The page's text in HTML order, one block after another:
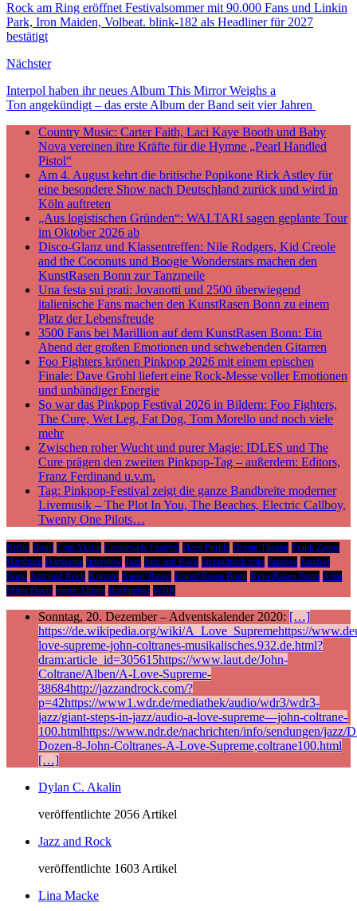
Rock am Ring eröffnet Festivalsommer mit 90.000 Fans und Linkin
Park, Iron Maiden, Volbeat. blink-182 als Headliner für 2027
bestätigt
Nächster
Interpol haben ihr neues Album This Mirror Weighs a
Ton angekündigt – das erste Album der Band seit vier Jahren
Country Music: Carter Faith, Laci Kaye Booth und Baby
Nova vereinen ihre Kräfte für die Hymne „Pearl Handled
Pistol“
Am 4. August kehrt die britische Popikone Rick Astley für
eine besondere Show nach Deutschland zurück und wird in
Köln auftreten
„Aus logistischen Gründen“: WALTARI sagen geplante Tour
im Oktober 2026 ab
Disco-Glanz und Klassentreffen: Nile Rodgers, Kid Creole
and the Coconuts und Boogie Wonderstars machen den
KunstRasen Bonn zur Tanzmeile
Una festa sui prati: Jovanotti und 2500 überwiegend
italienische Fans machen den KunstRasen Bonn zu einem
Platz der Lebensfreude
3500 Fans bei Marillion auf dem KunstRasen Bonn: Ein
Abend der großen Emotionen und schwebenden Gitarren
Foo Fighters krönen Pinkpop 2026 mit einem epischen
Finale: Dave Grohl liefert eine Rock-Messe voller Emotionen
und unbändiger Energie
So war das Pinkpop Festival 2026 in Bildern: Foo Fighters,
The Cure, Wet Leg, Fat Dog, Tom Morello und noch viele
mehr
Zwischen roher Wucht und purer Magie: IDLES und The
Cure prägen den zweiten Pinkpop-Tag – außerdem: Editors,
Franz Ferdinand u.v.m.
Tag: Pinkpop-Festival zeigt die ganze Bandbreite moderner
Livemusik – The Plot In You, The Beaches, Electric Callboy,
Twenty One Pilots…
Berlin Bonn Cem Akalin Crossroads Festival Deep Purple Dream Theater Frank Zappa
Hamburg Harmonie Interview Jazz Jazz and Rock jazzandrock.com Jazzfest Jazzfest
Bonn Jazz und Rock Konzert Kunst!Rasen Kunst!Rasen Bonn KunstRasen Bonn Köln
Miles Davis neues Album Rockpalast WDR
Sonntag, 20. Dezember – Adventskalender 2020: […]
https://de.wikipedia.org/wiki/A_Love_Supremehttps://
love-supreme-john-coltranes-musikalisches.932.de.html?
dram:article_id=305615https://www.laut.de/John-
Coltrane/Alben/A-Love-Supreme-
38684http://jazzandrock.com/?
p=42https://www1.wdr.de/mediathek/audio/wdr3/wdr3-
jazz/giant-steps-in-jazz/audio-a-love-supreme—john-coltrane-
100.htmlhttps://www.ndr.de/nachrichten/info/sendungen/jazz/
Dozen-8-John-Coltranes-A-Love-Supreme,coltrane100.html
[…]
Dylan C. Akalin
veröffentlichte 2056 Artikel
Jazz and Rock
veröffentlichte 1603 Artikel
Lina Macke